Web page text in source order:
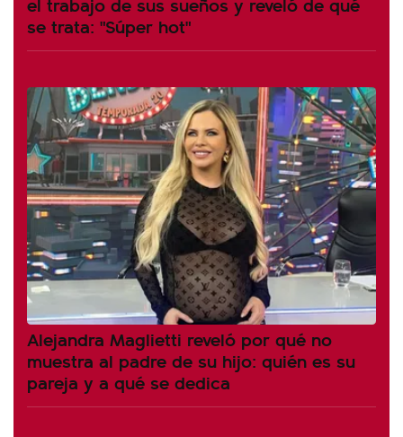
se trata: "Súper hot"
Alejandra Maglietti reveló por qué no
muestra al padre de su hijo: quién es su
pareja y a qué se dedica